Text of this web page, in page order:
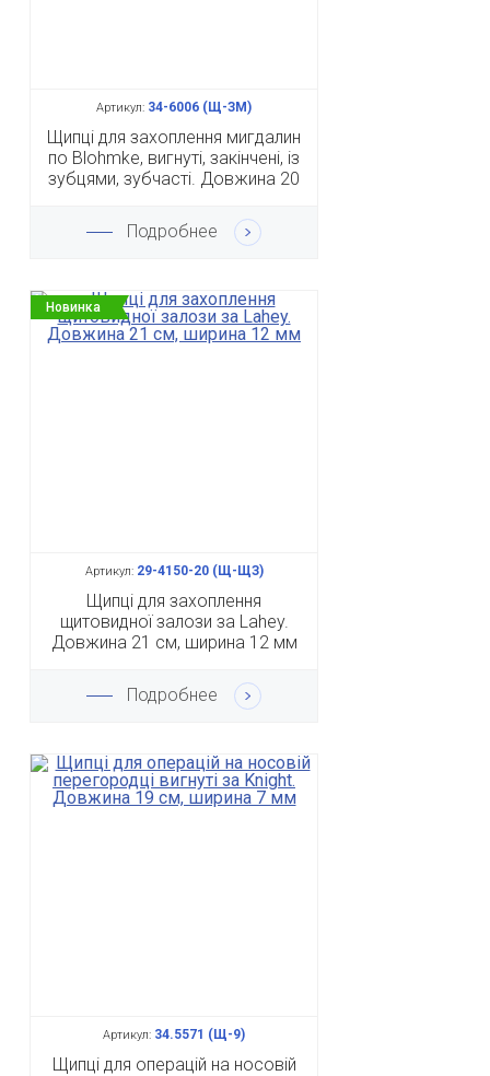
Артикул: 34-6006 (Щ-ЗМ)
Щипці для захоплення мигдалин
по Blohmke, вигнуті, закінчені, із
зубцями, зубчасті. Довжина 20
Подробнее
Новинка
Артикул:29-4150-20 (Щ-ЩЗ)
Щипці для захоплення
щитовидної залози за Lahey.
Довжина 21 см, ширина 12 мм
Подробнее
Артикул: 34.5571 (Щ-9)
Щипці для операцій на носовій